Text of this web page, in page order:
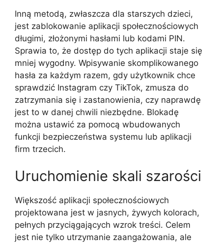
Inną metodą, zwłaszcza dla starszych dzieci,
jest zablokowanie aplikacji społecznościowych
długimi, złożonymi hasłami lub kodami PIN.
Sprawia to, że dostęp do tych aplikacji staje się
mniej wygodny. Wpisywanie skomplikowanego
hasła za każdym razem, gdy użytkownik chce
sprawdzić Instagram czy TikTok, zmusza do
zatrzymania się i zastanowienia, czy naprawdę
jest to w danej chwili niezbędne. Blokadę
można ustawić za pomocą wbudowanych
funkcji bezpieczeństwa systemu lub aplikacji
firm trzecich.
Uruchomienie skali szarości
Większość aplikacji społecznościowych
projektowana jest w jasnych, żywych kolorach,
pełnych przyciągających wzrok treści. Celem
jest nie tylko utrzymanie zaangażowania, ale